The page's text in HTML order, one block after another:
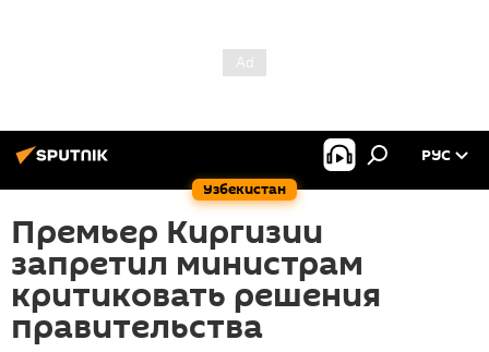
Узбекистан
РУС
Премьер Киргизии
запретил министрам
критиковать решения
правительства